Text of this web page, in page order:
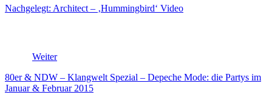
Nachgelegt: Architect – ‚Hummingbird‘ Video
Weiter
80er & NDW – Klangwelt Spezial – Depeche Mode: die Partys im
Januar & Februar 2015